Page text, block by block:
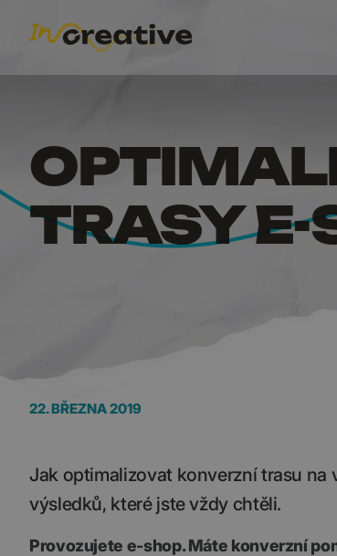
TRASY E-
22. BŘEZNA 2019
Jak optimalizovat konverzní trasu na
výsledků, které jste vždy chtěli.
Provozujete e-shop. Máte konverzní